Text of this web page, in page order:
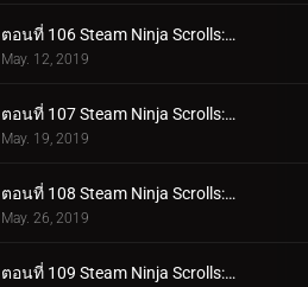
ตอนที่ 106 Steam Ninja Scrolls: ภารกิจระดับ S!
May. 12, 2019
ตอนที่ 107 Steam Ninja Scrolls: สงครามสุนัขและแมว!
May. 19, 2019
ตอนที่ 108 Steam Ninja Scrolls: โรงแรมผีสิง!
May. 26, 2019
ตอนที่ 109 Steam Ninja Scrolls: มันฝรั่งแผ่นทอดและก้อนหินยักษ์!